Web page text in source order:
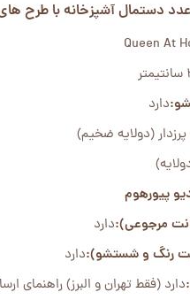
Queen At
دارد
(دولایه ضخیم)
پیورهوم
مرجوعی):دارد
رنگ و شستشو):دارد
دارد (فقط تهران و البرز) راهنمای